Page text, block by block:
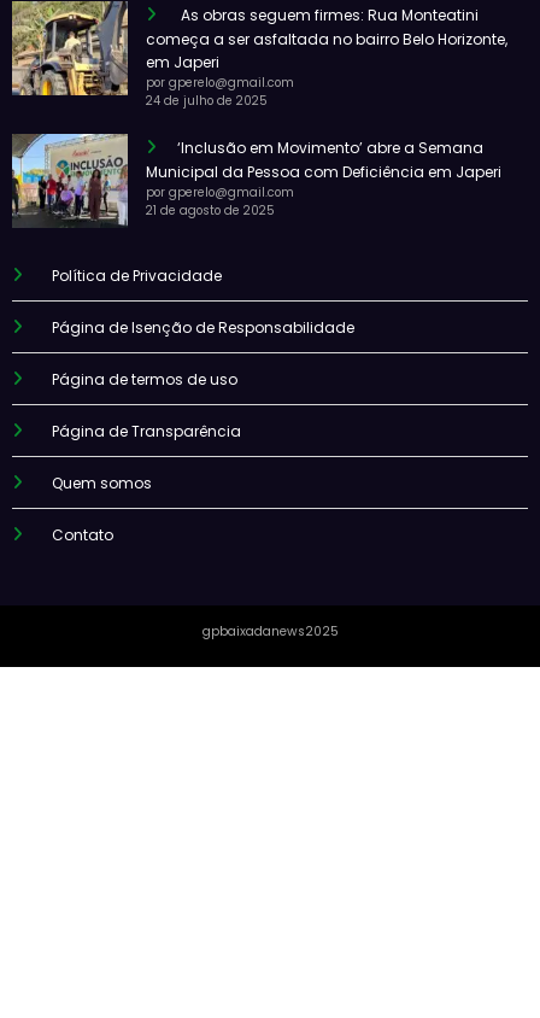
As obras seguem firmes: Rua Monteatini
começa a ser asfaltada no bairro Belo Horizonte,
em Japeri
por gperelo@gmail.com
24 de julho de 2025
‘Inclusão em Movimento’ abre a Semana
Municipal da Pessoa com Deficiência em Japeri
por gperelo@gmail.com
21 de agosto de 2025
Política de Privacidade
Página de Isenção de Responsabilidade
Página de termos de uso
Página de Transparência
Quem somos
Contato
gpbaixadanews2025